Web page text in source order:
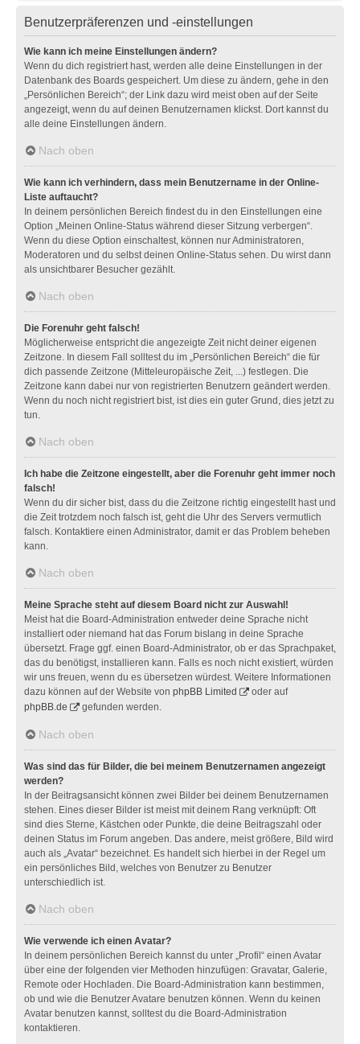
Benutzerpräferenzen und -einstellungen
Wie kann ich meine Einstellungen ändern?
Wenn du dich registriert hast, werden alle deine Einstellungen in der
Datenbank des Boards gespeichert. Um diese zu ändern, gehe in den
„Persönlichen Bereich“; der Link dazu wird meist oben auf der Seite
angezeigt, wenn du auf deinen Benutzernamen klickst. Dort kannst du
alle deine Einstellungen ändern.
Nach oben
Wie kann ich verhindern, dass mein Benutzername in der Online-
Liste auftaucht?
In deinem persönlichen Bereich findest du in den Einstellungen eine
Option „Meinen Online-Status während dieser Sitzung verbergen“.
Wenn du diese Option einschaltest, können nur Administratoren,
Moderatoren und du selbst deinen Online-Status sehen. Du wirst dann
als unsichtbarer Besucher gezählt.
Nach oben
Die Forenuhr geht falsch!
Möglicherweise entspricht die angezeigte Zeit nicht deiner eigenen
Zeitzone. In diesem Fall solltest du im „Persönlichen Bereich“ die für
dich passende Zeitzone (Mitteleuropäische Zeit, ...) festlegen. Die
Zeitzone kann dabei nur von registrierten Benutzern geändert werden.
Wenn du noch nicht registriert bist, ist dies ein guter Grund, dies jetzt zu
tun.
Nach oben
Ich habe die Zeitzone eingestellt, aber die Forenuhr geht immer noch
falsch!
Wenn du dir sicher bist, dass du die Zeitzone richtig eingestellt hast und
die Zeit trotzdem noch falsch ist, geht die Uhr des Servers vermutlich
falsch. Kontaktiere einen Administrator, damit er das Problem beheben
kann.
Nach oben
Meine Sprache steht auf diesem Board nicht zur Auswahl!
Meist hat die Board-Administration entweder deine Sprache nicht
installiert oder niemand hat das Forum bislang in deine Sprache
übersetzt. Frage ggf. einen Board-Administrator, ob er das Sprachpaket,
das du benötigst, installieren kann. Falls es noch nicht existiert, würden
wir uns freuen, wenn du es übersetzen würdest. Weitere Informationen
dazu können auf der Website von phpBB Limited
oder auf
phpBB.de
gefunden werden.
Nach oben
Was sind das für Bilder, die bei meinem Benutzernamen angezeigt
werden?
In der Beitragsansicht können zwei Bilder bei deinem Benutzernamen
stehen. Eines dieser Bilder ist meist mit deinem Rang verknüpft: Oft
sind dies Sterne, Kästchen oder Punkte, die deine Beitragszahl oder
deinen Status im Forum angeben. Das andere, meist größere, Bild wird
auch als „Avatar“ bezeichnet. Es handelt sich hierbei in der Regel um
ein persönliches Bild, welches von Benutzer zu Benutzer
unterschiedlich ist.
Nach oben
Wie verwende ich einen Avatar?
In deinem persönlichen Bereich kannst du unter „Profil“ einen Avatar
über eine der folgenden vier Methoden hinzufügen: Gravatar, Galerie,
Remote oder Hochladen. Die Board-Administration kann bestimmen,
ob und wie die Benutzer Avatare benutzen können. Wenn du keinen
Avatar benutzen kannst, solltest du die Board-Administration
kontaktieren.